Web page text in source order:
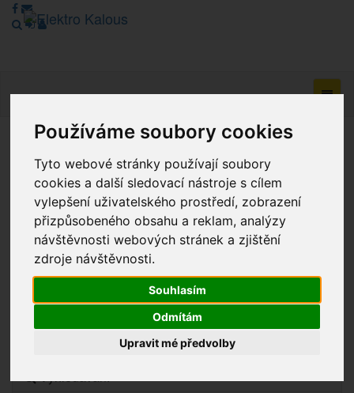
Používáme soubory cookies
Tyto webové stránky používají soubory
cookies a další sledovací nástroje s cílem
vylepšení uživatelského prostředí, zobrazení
přizpůsobeného obsahu a reklam, analýzy
návštěvnosti webových stránek a zjištění
zdroje návštěvnosti.
Souhlasím
Odmítám
Upravit mé předvolby
Vážení zákazníci, v tuto chvíli je Náš internetový obchod v
režimu Katalogu. Objednávky on-line nyní nelze vyřídit.
Děkujeme za pochopení.
Výprodej
Vyhledávání